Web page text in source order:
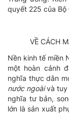
quyết 225 của Bộ
VỀ CÁCH
Nền kinh tế miền
một hoàn cảnh
nghĩa thực dân
nước ngoàivà tuy
nghĩa tư bản,
lớn là sản xuất